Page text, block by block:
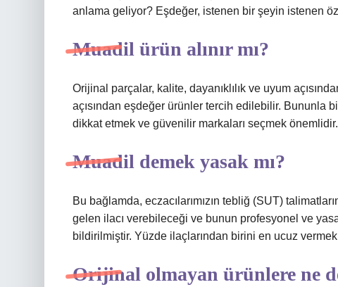
anlama geliyor? Eşdeğer, istenen bir şeyin istenen
Muadil ürün alınır mı?
Orijinal parçalar, kalite, dayanıklılık ve uyum
açısından eşdeğer ürünler tercih edilebilir. Bununla
dikkat etmek ve güvenilir markaları seçmek önemlidir.
Muadil demek yasak mı?
Bu bağlamda, eczacılarımızın tebliğ (SUT)
gelen ilacı verebileceği ve bunun profesyonel ve
bildirilmiştir. Yüzde ilaçlarından birini en ucuz
Orijinal olmayan ürünlere ne